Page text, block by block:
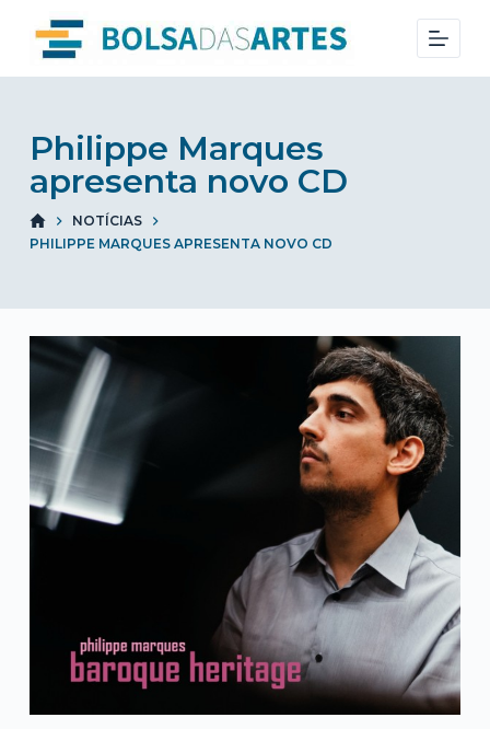
i
c
o
n
e
n
Philippe Marques
apresenta novo CD
NOTÍCIAS
PHILIPPE MARQUES APRESENTA NOVO CD